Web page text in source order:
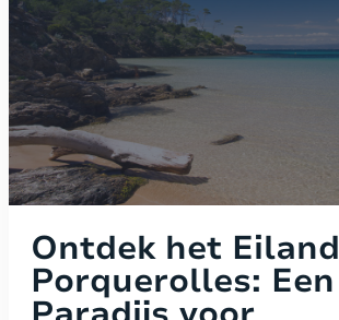
Ontdek het Eiland
Porquerolles: Een